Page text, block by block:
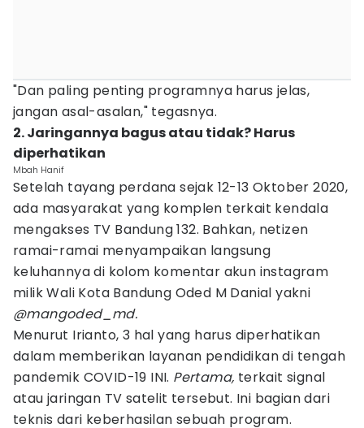
"Dan paling penting programnya harus jelas,
jangan asal-asalan," tegasnya.
2. Jaringannya bagus atau tidak? Harus
diperhatikan
Mbah Hanif
Setelah tayang perdana sejak 12-13 Oktober 2020,
ada masyarakat yang komplen terkait kendala
mengakses TV Bandung 132. Bahkan, netizen
ramai-ramai menyampaikan langsung
keluhannya di kolom komentar akun instagram
milik Wali Kota Bandung Oded M Danial yakni
@mangoded_md.
Menurut Irianto, 3 hal yang harus diperhatikan
dalam memberikan layanan pendidikan di tengah
pandemik COVID-19 INI. Pertama, terkait signal
atau jaringan TV satelit tersebut. Ini bagian dari
teknis dari keberhasilan sebuah program.